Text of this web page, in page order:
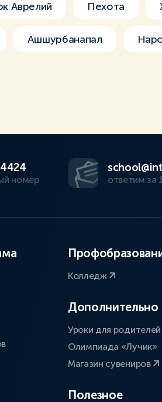
Аврелий Пехота
Ашшурбанапал
номер ответим за
Колледж
Дополнительно
Уроки для родителей
Олимпиада «Лучик»
Магазин сувениров
Полезное